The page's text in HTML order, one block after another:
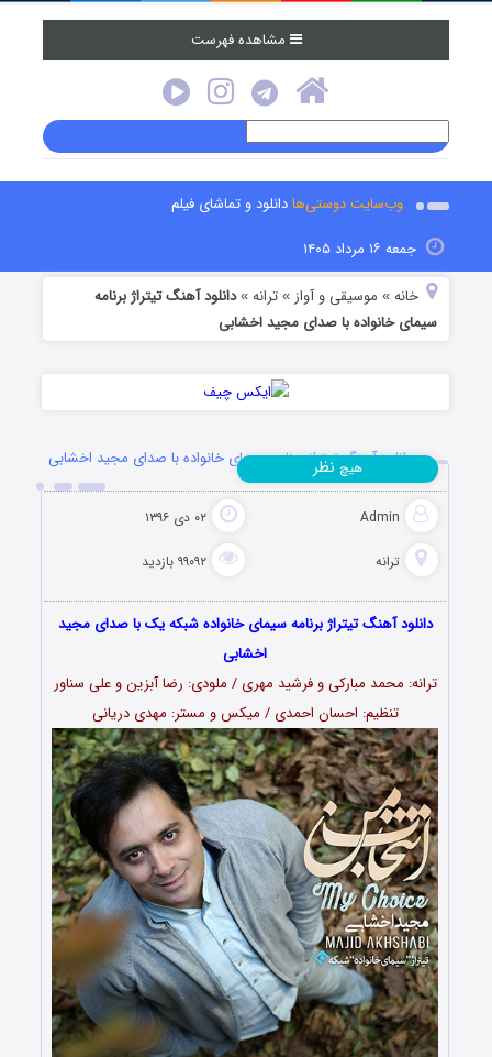
مشاهده فهرست
وب‌سایت دوستی‌هادانلود و تماشای فیلم
جمعه ۱۶ مرداد ۱۴۰۵
خانه » موسیقی و آواز »ترانه »دانلود آهنگ تیتراژ برنامه
سیمای خانواده با صدای مجید اخشابی
دانلود آهنگ تیتراژ برنامه سیمای خانواده با صدای مجید اخشابی
Admin ۰۲ دی ۱۳۹۶
ترانه ۹۹۰۹۲ بازدید
هیچ نظر
دانلود آهنگ تیتراژ برنامه سیمای خانواده شبکه یک با صدای مجید
اخشابی
ترانه: محمد مبارکی و فرشید مهری / ملودی: رضا آبزین و علی سناور
تنظیم: احسان احمدی / میکس و مستر: مهدی دریانی